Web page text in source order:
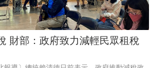
財部：政府致力減輕民眾租稅